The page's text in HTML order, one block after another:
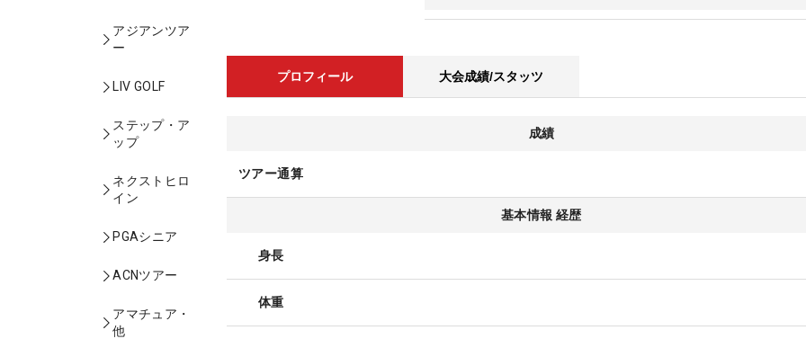
アジアンツア
ー
LIV GOLF
ステップ・ア
ップ
ネクストヒロ
イン
PGAシニア
ACNツアー
アマチュア・
他
プロフィール 大会成績/スタッツ
成績
ツアー通算
基本情報 経歴
身長
体重